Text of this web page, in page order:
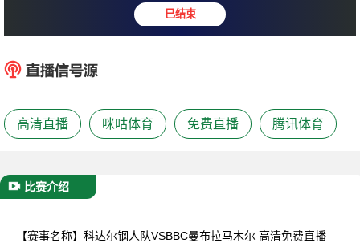
科达尔钢人队 0 : 0 BBC曼布
高清直播 咪咕体育 免费直播 腾讯体育
比赛介绍
【赛事名称】 科达尔钢人队VSBBC曼布拉马木尔 高清免费直播